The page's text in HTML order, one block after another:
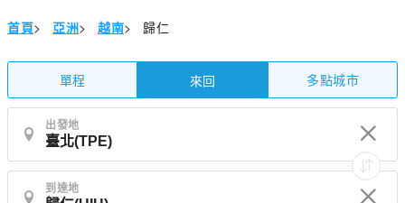
首頁> 亞洲> 越南> 歸仁
單程 來回 多點城市
出發地
到達地